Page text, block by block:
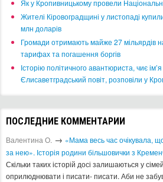
​Як у Кропивницькому провели
​Жителі Кіровоградщині у листопаді
млн доларів
​Громади отримають майже 27 мільярдів
тарифах та погашення боргів
Історію політичного авантюриста, чиє
Єлисаветградський повіт, розповіли у
ПОСЛЕДНИЕ КОММЕНТАРИИ
Валентина О. → «Мама весь час очікувала,
за нею». Історія родини більшовички з
Скільки таких історій досі залишаються у
оприлюднювати і писати- писати. Аби не